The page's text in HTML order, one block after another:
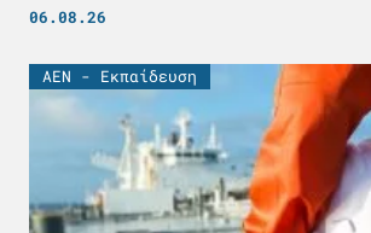
06.08.26
ΑΕΝ - Εκπαίδευση